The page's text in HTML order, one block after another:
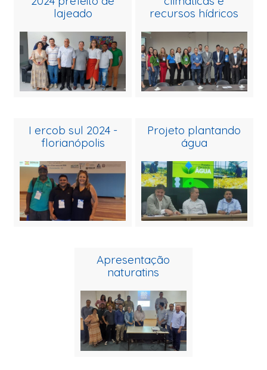
lajeado
recursos hídricos
i ercob sul 2024 -
florianópolis
projeto plantando
água
apresentação
naturatins